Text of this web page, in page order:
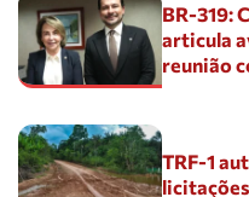
BR-319:
articula
reunião
TRF-1